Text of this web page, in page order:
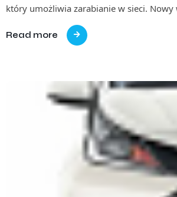
który umożliwia zarabianie w sieci.
Read more